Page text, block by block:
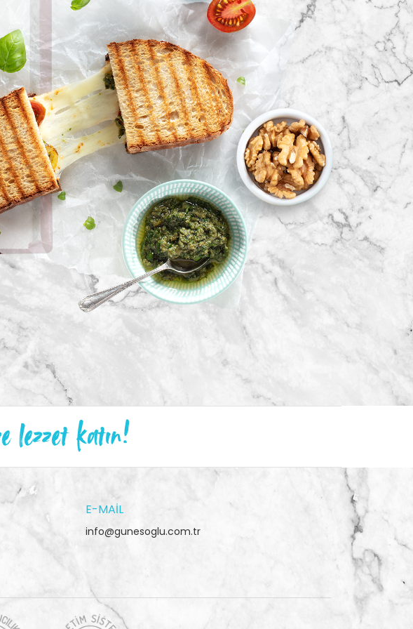
lezzet katın!
E-MAIL
info@gunesoglu.com.tr